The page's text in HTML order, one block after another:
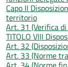
Capo II
territorio
Art. 31 (Verifica
TITOLO VIII
Art. 32
Art. 33 (Norme